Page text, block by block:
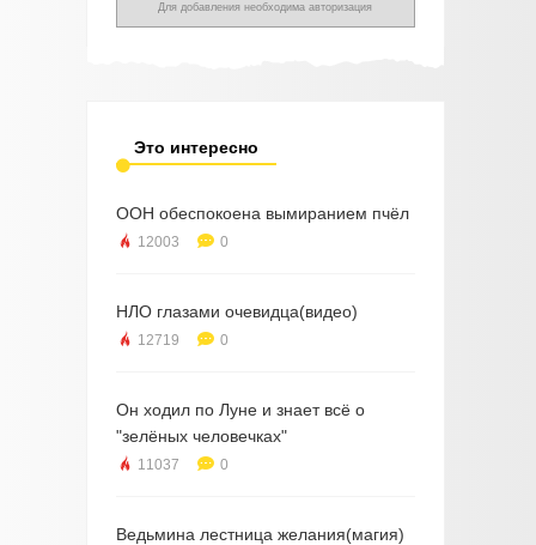
Для добавления необходима авторизация
Это интересно
ООН обеспокоена вымиранием пчёл
12003 0
НЛО глазами очевидца(видео)
12719 0
Он ходил по Луне и знает всё о
"зелёных человечках"
11037 0
Ведьмина лестница желания(магия)